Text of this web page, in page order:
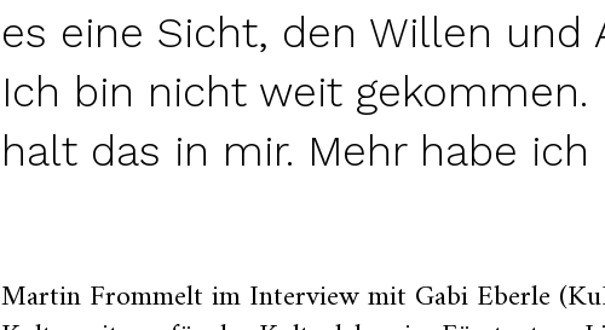
es eine Sicht, den Willen und
Ich bin nicht weit gekommen.
halt das in mir. Mehr habe ich
Martin Frommelt im Interview mit Gabi Eberle